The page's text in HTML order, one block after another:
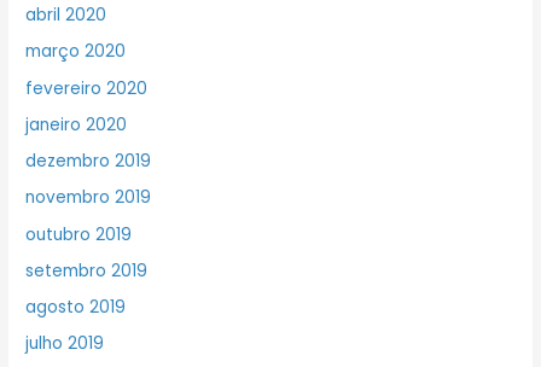
abril 2020
março 2020
fevereiro 2020
janeiro 2020
dezembro 2019
novembro 2019
outubro 2019
setembro 2019
agosto 2019
julho 2019